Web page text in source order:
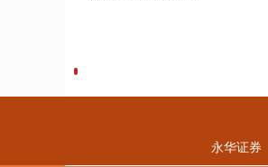
永华证券